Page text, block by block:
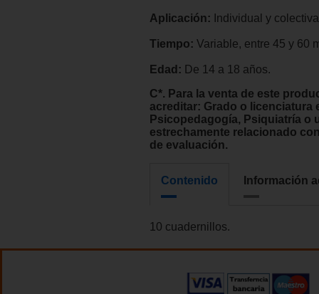
Aplicación: Individual y
Tiempo: Variable, entre 45 y 60
Edad: De 14 a 18 años.
C*. Para la venta de este
acreditar: Grado o licenciatura
Psicopedagogía, Psiquiatría o
estrechamente relacionado
de evaluación.
Contenido Información
10 cuadernillos.